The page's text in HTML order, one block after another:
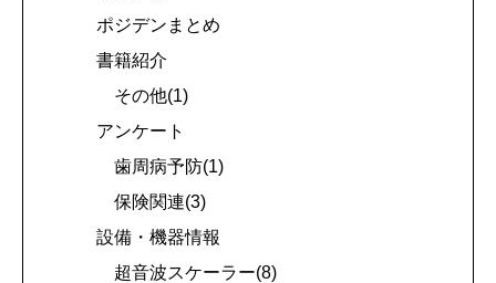
ポジデンまとめ
書籍紹介
その他(1)
アンケート
歯周病予防(1)
保険関連(3)
設備・機器情報
超音波スケーラー(8)